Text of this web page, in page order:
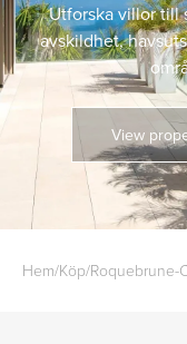
Utforska villor till
avskildhet,
View
Hem/Köp/Roquebrune-